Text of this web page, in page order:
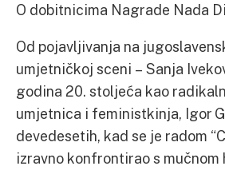
O dobitnicima Nagrade Nada
Od pojavljivanja na
umjetničkoj sceni – Sanja
godina 20. stoljeća kao
umjetnica i feministkinja, Igor
devedesetih, kad se je radom
izravno konfrontirao s mučnom